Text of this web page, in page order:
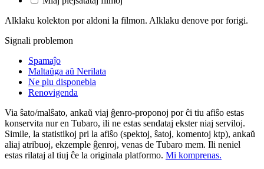
Alklaku kolekton por aldoni la filmon. Alklaku denove por forigi.
Signali problemon
Spamaĵo
Maltaŭga aŭ Nerilata
Ne plu disponebla
Renovigenda
Via ŝato/malŝato, ankaŭ viaj ĝenro-proponoj por ĉi tiu afiŝo estas
konservita nur en Tubaro, ili ne estas sendataj ekster niaj serviloj.
Simile, la statistikoj pri la afiŝo (spektoj, ŝatoj, komentoj ktp), ankaŭ
aliaj atribuoj, ekzemple ĝenroj, venas de Tubaro mem. Ili neniel
estas rilataj al tiuj ĉe la originala platformo. Mi komprenas.